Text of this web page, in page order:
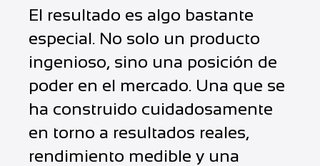
El resultado es algo bastante
especial. No solo un producto
ingenioso, sino una posición de
poder en el mercado. Una que se
ha construido cuidadosamente
en torno a resultados reales,
rendimiento medible y una